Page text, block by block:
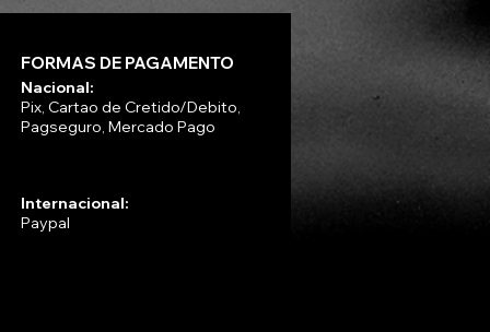
FORMAS DE PAGAMENTO
Nacional:
Pix, Cartao de Cretido/Debito,
Pagseguro, Mercado Pago
Internacional:
Paypal